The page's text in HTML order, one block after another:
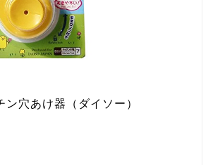
穴あけ器（ダイソー）